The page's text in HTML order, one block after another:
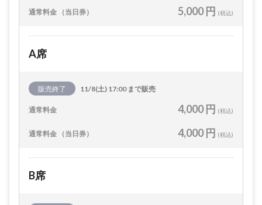
通常料金 （当日券） 5,000 円 (税込)
A席
販売終了 11/8(土) 17:00 まで販売
通常料金 4,000 円 (税込)
通常料金 （当日券） 4,000 円 (税込)
B席